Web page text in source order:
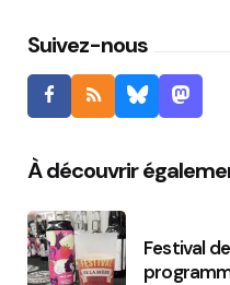
Suivez-nous
À découvrir
Festival